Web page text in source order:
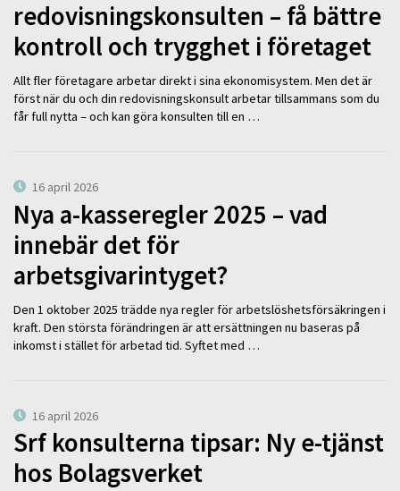
redovisningskonsulten – få bättre
kontroll och trygghet i företaget
Allt fler företagare arbetar direkt i sina ekonomisystem. Men det är
först när du och din redovisningskonsult arbetar tillsammans som du
får full nytta – och kan göra konsulten till en …
16 april 2026
Nya a-kasseregler 2025 – vad
innebär det för
arbetsgivarintyget?
Den 1 oktober 2025 trädde nya regler för arbetslöshetsförsäkringen i
kraft. Den största förändringen är att ersättningen nu baseras på
inkomst i stället för arbetad tid. Syftet med …
16 april 2026
Srf konsulterna tipsar: Ny e-tjänst
hos Bolagsverket